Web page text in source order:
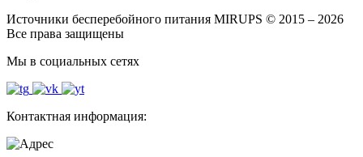
Источники бесперебойного питания MIRUPS © 2015 – 2026
Все права защищены
Мы в социальных сетях
Контактная информация: